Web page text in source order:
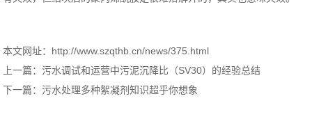
本文网址：http://www.szqthb.cn/news/375.html
上一篇：污水调试和运营中污泥沉降比（SV30）的经验总结
下一篇：污水处理多种絮凝剂知识超乎你想象